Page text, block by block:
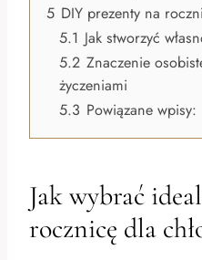
5 DIY prezenty na
5.1 Jak stworzyć
5.2 Znaczenie
życzeniami
5.3 Powiązane wpisy:
Jak wybrać
rocznicę dla